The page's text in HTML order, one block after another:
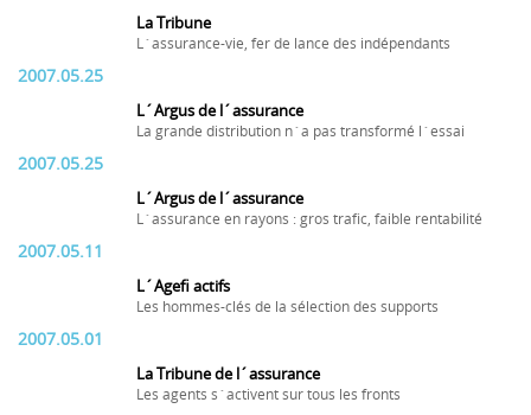
La Tribune
L´assurance-vie, fer de lance des indépendants
2007.05.25
L´Argus de l´assurance
La grande distribution n´a pas transformé l´essai
2007.05.25
L´Argus de l´assurance
L´assurance en rayons : gros trafic, faible rentabilité
2007.05.11
L´Agefi actifs
Les hommes-clés de la sélection des supports
2007.05.01
La Tribune de l´assurance
Les agents s´activent sur tous les fronts